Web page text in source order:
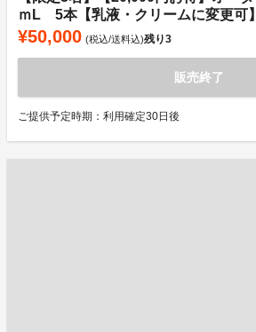
ｍL 5本【乳液・クリームに変更可】
¥50,000 (税込/送料込)残り3
販売終了
ご提供予定時期：利用確定30日後